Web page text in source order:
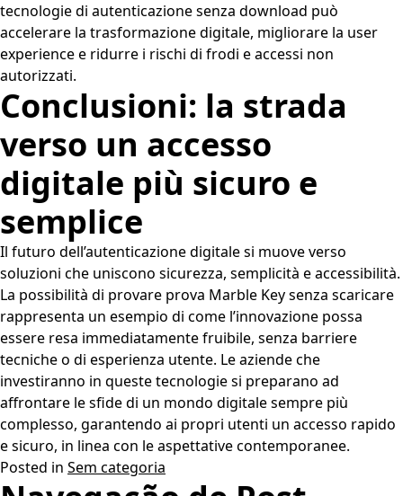
tecnologie di autenticazione senza download può
accelerare la trasformazione digitale, migliorare la user
experience e ridurre i rischi di frodi e accessi non
autorizzati.
Conclusioni: la strada
verso un accesso
digitale più sicuro e
semplice
Il futuro dell’autenticazione digitale si muove verso
soluzioni che uniscono sicurezza, semplicità e accessibilità.
La possibilità di provare prova Marble Key senza scaricare
rappresenta un esempio di come l’innovazione possa
essere resa immediatamente fruibile, senza barriere
tecniche o di esperienza utente. Le aziende che
investiranno in queste tecnologie si preparano ad
affrontare le sfide di un mondo digitale sempre più
complesso, garantendo ai propri utenti un accesso rapido
e sicuro, in linea con le aspettative contemporanee.
Posted in Sem categoria